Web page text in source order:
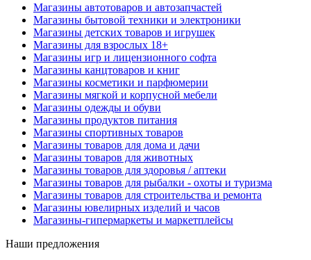
Магазины автотоваров и автозапчастей
Магазины бытовой техники и электроники
Магазины детских товаров и игрушек
Магазины для взрослых 18+
Магазины игр и лицензионного софта
Магазины канцтоваров и книг
Магазины косметики и парфюмерии
Магазины мягкой и корпусной мебели
Магазины одежды и обуви
Магазины продуктов питания
Магазины спортивных товаров
Магазины товаров для дома и дачи
Магазины товаров для животных
Магазины товаров для здоровья / аптеки
Магазины товаров для рыбалки - охоты и туризма
Магазины товаров для строительства и ремонта
Магазины ювелирных изделий и часов
Магазины-гипермаркеты и маркетплейсы
Наши предложения